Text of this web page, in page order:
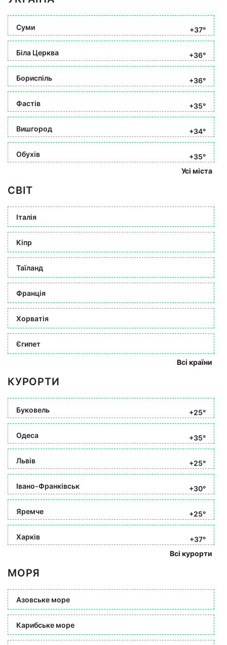
Суми +37°
Біла Церква +36°
Бориспіль +36°
Фастів +35°
Вишгород +34°
Обухів
+35°
Усі міста
СВІТ
Італія
Кіпр
Таїланд
Франція
Хорватія
Єгипет
Всі країни
КУРОРТИ
Буковель +25°
Одеса +35°
Львів +25°
Івано-Франківськ +30°
Яремче +25°
Харків
+37°
Всі курорти
МОРЯ
Азовське море
Карибське море